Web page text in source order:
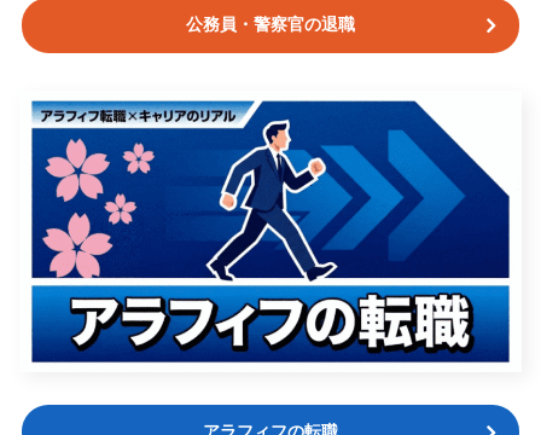
公務員・警察官の退職
アラフィフの転職